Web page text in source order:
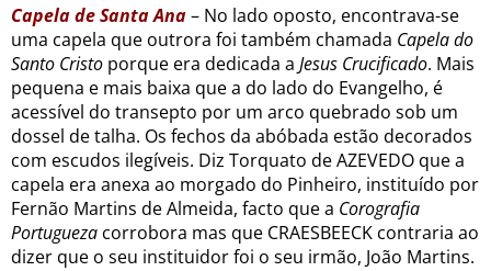
Capela de Santa Ana– No lado oposto, encontrava-se
uma capela que outrora foi também chamada Capela do
Santo Cristo porque era dedicada a Jesus Crucificado. Mais
pequena e mais baixa que a do lado do Evangelho, é
acessível do transepto por um arco quebrado sob um
dossel de talha. Os fechos da abóbada estão decorados
com escudos ilegíveis. Diz Torquato de AZEVEDO que a
capela era anexa ao morgado do Pinheiro, instituído por
Fernão Martins de Almeida, facto que a Corografia
Portugueza corrobora mas que CRAESBEECK contraria ao
dizer que o seu instituidor foi o seu irmão, João Martins.